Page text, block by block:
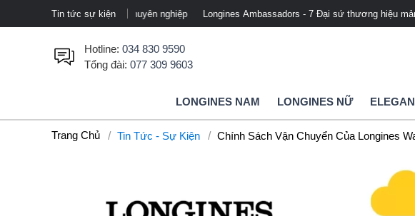
Tin tức sự kiện
thể thao chuyên nghiệp Longines Ambassadors - 7 Đại sứ thương hiệu mảng thời trang
Hotline: 034 830 9590
Tổng đài: 077 309 9603
LONGINES NAM LONGINES NỮ
Trang Chủ Tin Tức - Sự Kiện Chính Sách Vận Chuyển Của Longines